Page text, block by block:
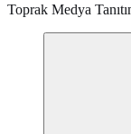
Toprak Medya